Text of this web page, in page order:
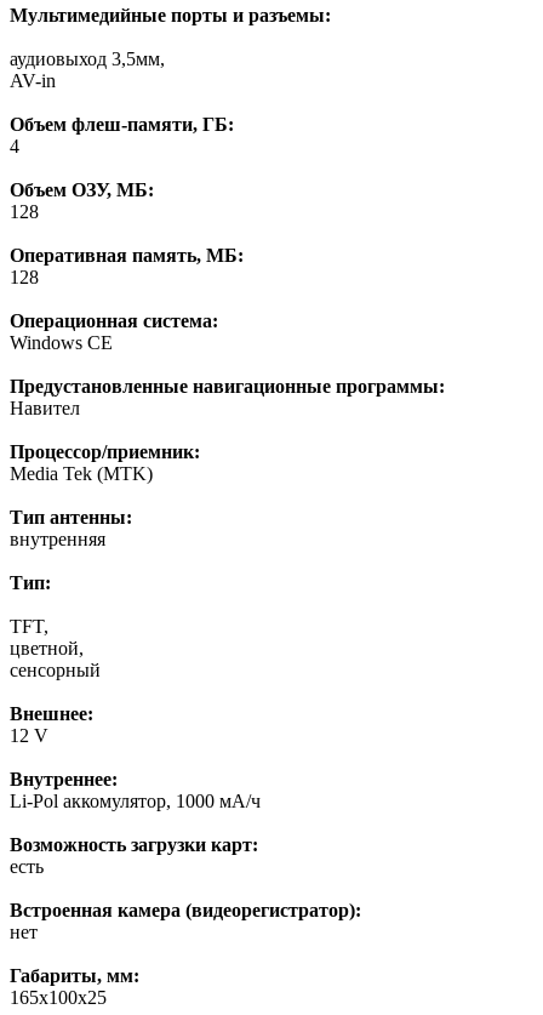
Мультимедийные порты и разъемы:
аудиовыход 3,5мм,
AV-in
Объем флеш-памяти, ГБ:
4
Объем ОЗУ, МБ:
128
Оперативная память, МБ:
128
Операционная система:
Windows CE
Предустановленные навигационные программы:
Навител
Процессор/приемник:
Media Tek (MTK)
Тип антенны:
внутренняя
Тип:
TFT,
цветной,
сенсорный
Внешнее:
12 V
Внутреннее:
Li-Pol аккомулятор, 1000 мА/ч
Возможность загрузки карт:
есть
Встроенная камера (видеорегистратор):
нет
Габариты, мм:
165х100х25